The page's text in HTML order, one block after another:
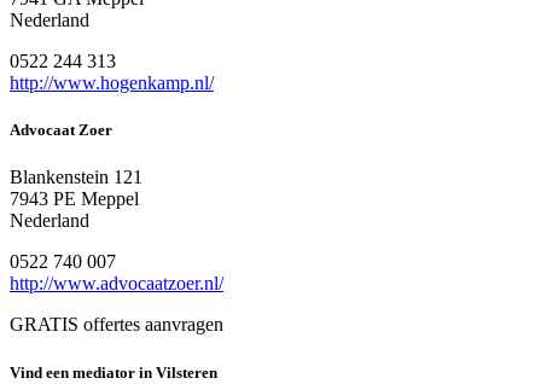
Nederland
0522 244 313
http://www.hogenkamp.nl/
Advocaat Zoer
Blankenstein 121
7943 PE Meppel
Nederland
0522 740 007
http://www.advocaatzoer.nl/
GRATIS offertes aanvragen
Vind een mediator in Vilsteren